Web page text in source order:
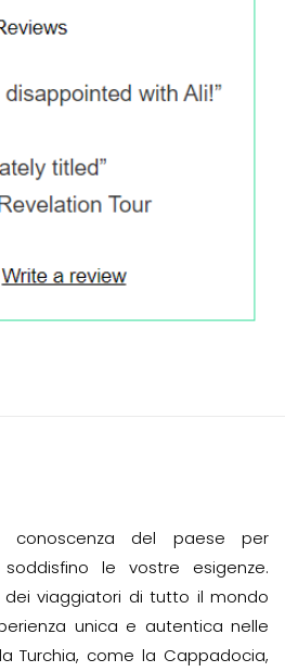
conoscenza del paese per
le vostre esigenze.
viaggiatori di tutto il mondo
unica e autentica nelle
Turchia, come la Cappadocia,